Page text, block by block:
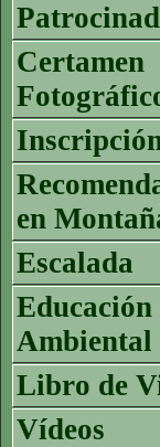
Certamen
en
Escalada
Educación
Ambiental
Libro de
Vídeos